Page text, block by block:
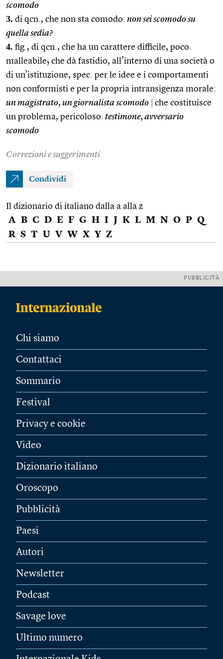
scomodo
3. di qcn., che non sta comodo: non sei scomodo su
quella sedia?
4. fig., di qcn., che ha un carattere difficile, poco
malleabile; che dà fastidio, all’interno di una società o
di un’istituzione, spec. per le idee e i comportamenti
non conformisti e per la propria intransigenza morale:
un magistrato, un giornalista scomodo
che costituisce
un problema, pericoloso: testimone, avversario
scomodo
Correzioni e suggerimenti
Condividi
Il dizionario di italiano dalla a alla z
A B C D E F G H I J K L M N O P Q
R S T U V W X Y Z
PUBBLICITÀ
Chi siamo
Contattaci
Sommario
Festival
Privacy e cookie
Video
Dizionario italiano
Oroscopo
Pubblicità
Paesi
Autori
Newsletter
Podcast
Savage love
Ultimo numero